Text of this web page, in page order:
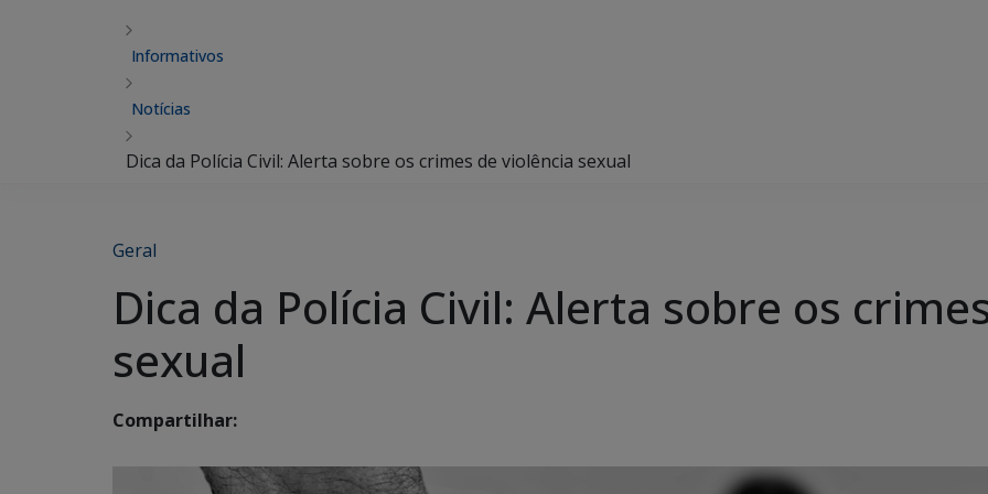
Informativos
Notícias
Dica da Polícia Civil: Alerta sobre os crimes de violência sexual
Geral
Dica da Polícia Civil: Alerta sobre os
sexual
Compartilhar: